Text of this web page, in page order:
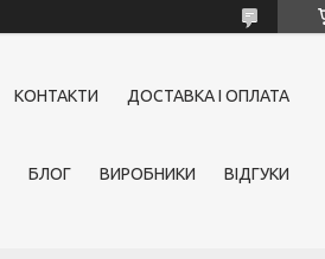
КОНТАКТИ ДОСТАВКА І ОПЛАТА
БЛОГ ВИРОБНИКИ ВІДГУКИ